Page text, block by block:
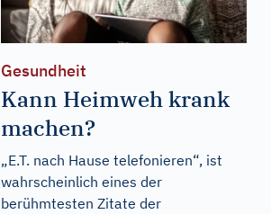
Gesundheit
Kann Heimweh krank
machen?
„E.T. nach Hause telefonieren“, ist
wahrscheinlich eines der
berühmtesten Zitate der